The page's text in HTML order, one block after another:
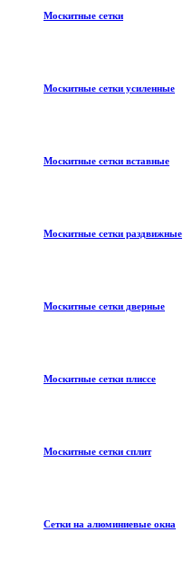
Москитные сетки
Москитные сетки усиленные
Москитные сетки вставные
Москитные сетки раздвижные
Москитные сетки дверные
Москитные сетки плиссе
Москитные сетки сплит
Сетки на алюминиевые окна